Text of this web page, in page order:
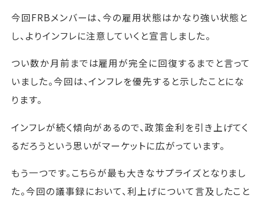
今回FRBメンバーは、今の雇用状態はかなり強い状態と
し、よりインフレに注意していくと宣言しました。
つい数か月前までは雇用が完全に回復するまでと言って
いました。今回は、インフレを優先すると示したことにな
ります。
インフレが続く傾向があるので、政策金利を引き上げてく
るだろうという思いがマーケットに広がっています。
もう一つです。こちらが最も大きなサプライズとなりまし
た。今回の議事録において、利上げについて言及したこと